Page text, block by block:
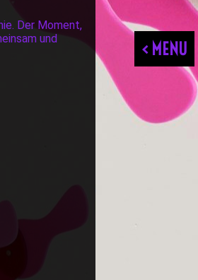
< MENU
Der Moment,
und